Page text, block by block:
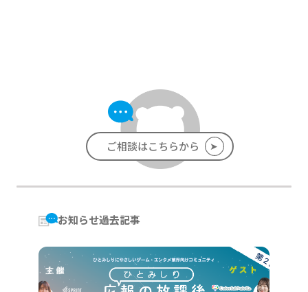
ご相談はこちらから ➤
お知らせ過去記事